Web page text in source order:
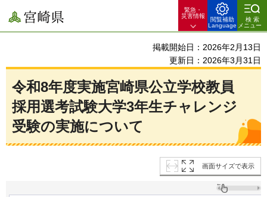
宮崎県
緊急・
災害情報
閲覧補助
Language
検索
メニュー
掲載開始日：2026年2月13日
更新日：2026年3月31日
令和8年度実施宮崎県公立学校教員
採用選考試験大学3年生チャレンジ
受験の実施について
画面サイズで表示